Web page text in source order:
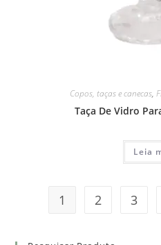
Copos, taças e canecas,
Taça De Vidro
Leia
1 2 3